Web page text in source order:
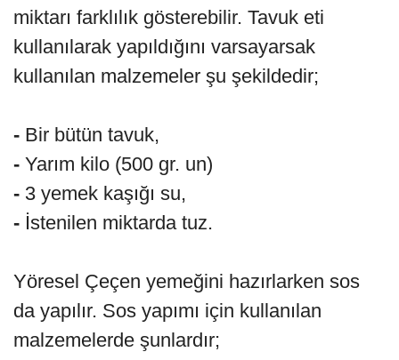
miktarı farklılık gösterebilir. Tavuk eti
kullanılarak yapıldığını varsayarsak
kullanılan malzemeler şu şekildedir;
- Bir bütün tavuk,
- Yarım kilo (500 gr. un)
- 3 yemek kaşığı su,
- İstenilen miktarda tuz.
Yöresel Çeçen yemeğini hazırlarken sos
da yapılır. Sos yapımı için kullanılan
malzemelerde şunlardır;